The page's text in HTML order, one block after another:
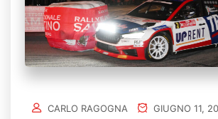
CARLO RAGOGNA
GIUGNO 11,